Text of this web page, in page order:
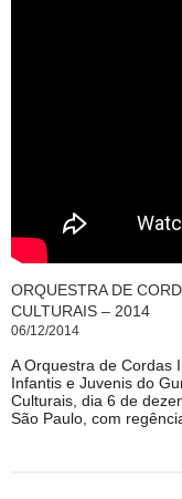
ORQUESTRA DE
CULTURAIS – 2014
06/12/2014
A Orquestra de Cordas
Infantis e Juvenis do
Culturais, dia 6 de
São Paulo, com